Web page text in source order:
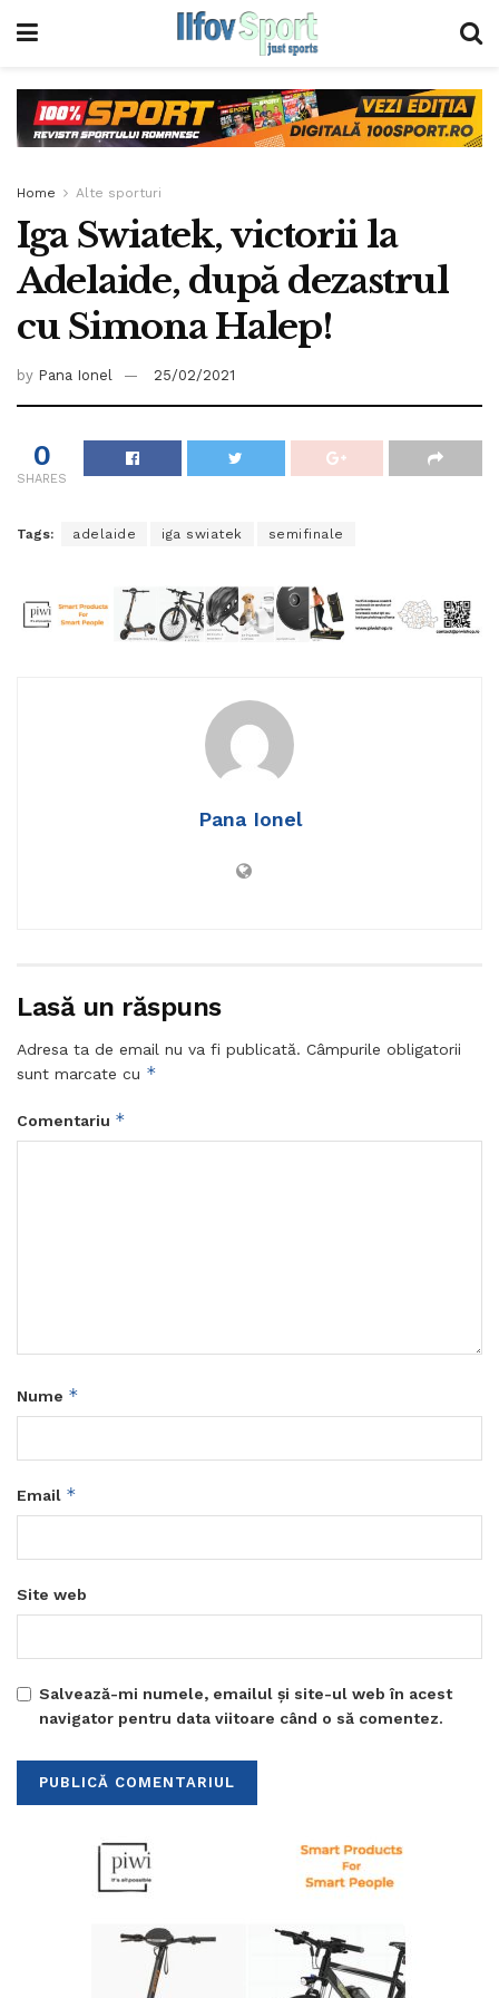
Home Alte sporturi
Iga Swiatek, victorii la
Adelaide, după dezastrul
cu Simona Halep!
by Pana Ionel 25/02/2021
0
SHARES
Tags: adelaide iga swiatek semifinale
Pana Ionel
Lasă un răspuns
Adresa ta de email nu va fi publicată. Câmpurile obligatorii
sunt marcate cu *
Comentariu *
Nume *
Email *
Site web
Salvează-mi numele, emailul și site-ul web în acest
navigator pentru data viitoare când o să comentez.